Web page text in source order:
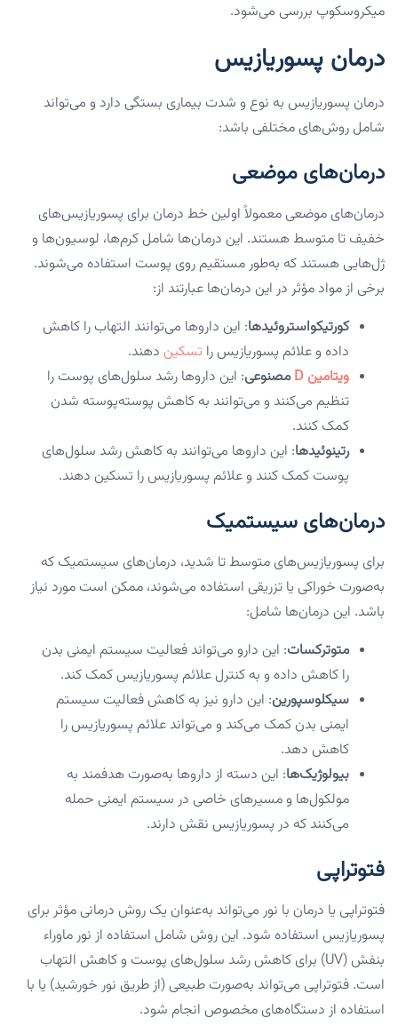
میکروسکوپ بررسی می‌شود.
درمان پسوریازیس
درمان پسوریازیس به نوع و شدت بیماری بستگی دارد و می‌تواند
شامل روش‌های مختلفی باشد:
درمان‌های موضعی
درمان‌های موضعی معمولاً اولین خط درمان برای پسوریازیس‌های
خفیف تا متوسط هستند. این درمان‌ها شامل کرم‌ها، لوسیون‌ها و
ژل‌هایی هستند که به‌طور مستقیم روی پوست استفاده می‌شوند.
برخی از مواد مؤثر در این درمان‌ها عبارتند از:
کورتیکواستروئیدها: این داروها می‌توانند التهاب را کاهش
داده و علائم پسوریازیس را تسکین دهند.
ویتامین D
مصنوعی: این داروها رشد سلول‌های پوست را
تنظیم می‌کنند و می‌توانند به کاهش پوسته‌پوسته شدن
کمک کنند.
رتینوئیدها: این داروها می‌توانند به کاهش رشد سلول‌های
پوست کمک کنند و علائم پسوریازیس را تسکین دهند.
درمان‌های سیستمیک
برای پسوریازیس‌های متوسط تا شدید، درمان‌های سیستمیک که
به‌صورت خوراکی یا تزریقی استفاده می‌شوند، ممکن است مورد نیاز
باشد. این درمان‌ها شامل:
متوترکسات: این دارو می‌تواند فعالیت سیستم ایمنی بدن
را کاهش داده و به کنترل علائم پسوریازیس کمک کند.
سیکلوسپورین: این دارو نیز به کاهش فعالیت سیستم
ایمنی بدن کمک می‌کند و می‌تواند علائم پسوریازیس را
کاهش دهد.
بیولوژیک‌ها: این دسته از داروها به‌صورت هدفمند به
مولکول‌ها و مسیرهای خاصی در سیستم ایمنی حمله
می‌کنند که در پسوریازیس نقش دارند.
فتوتراپی
فتوتراپی یا درمان با نور می‌تواند به‌عنوان یک روش درمانی مؤثر برای
پسوریازیس استفاده شود. این روش شامل استفاده از نور ماوراء
بنفش (UV) برای کاهش رشد سلول‌های پوست و کاهش التهاب
است. فتوتراپی می‌تواند به‌صورت طبیعی (از طریق نور خورشید) یا با
استفاده از دستگاه‌های مخصوص انجام شود.